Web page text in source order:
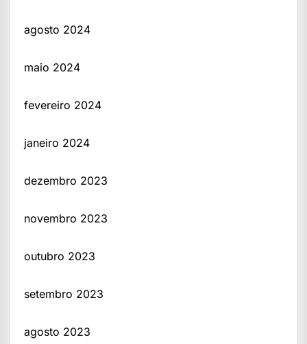
agosto 2024
maio 2024
fevereiro 2024
janeiro 2024
dezembro 2023
novembro 2023
outubro 2023
setembro 2023
agosto 2023